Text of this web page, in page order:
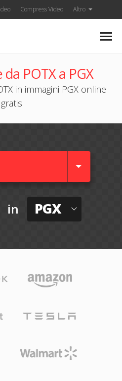
Compress Video Altro
POTX a PGX
in immagini PGX online
gratis
in PGX